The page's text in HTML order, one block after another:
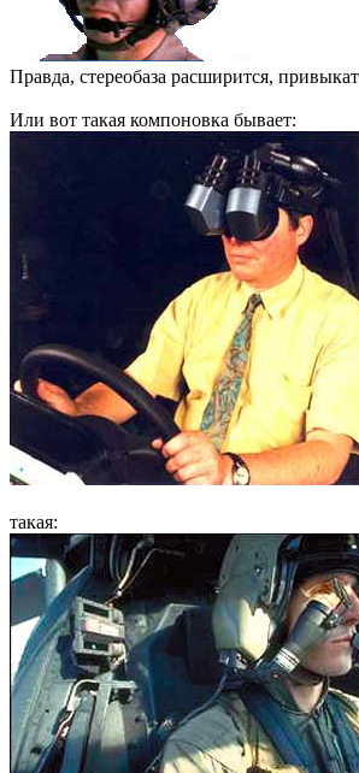
Правда, стереобаза расширится,
Или вот такая компоновка бывает:
такая: